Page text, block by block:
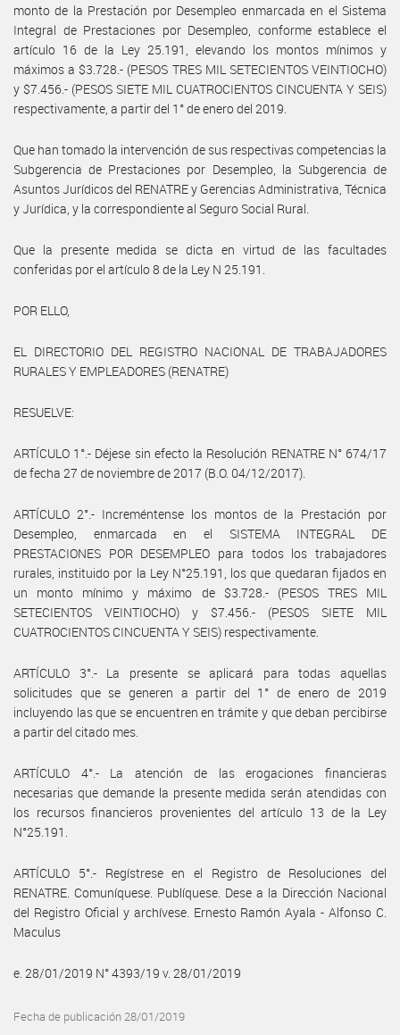
monto de la Prestación por Desempleo enmarcada en el Sistema
Integral de Prestaciones por Desempleo, conforme establece el
artículo 16 de la Ley 25.191, elevando los montos mínimos y
máximos a $3.728.- (PESOS TRES MIL SETECIENTOS VEINTIOCHO)
y $7.456.- (PESOS SIETE MIL CUATROCIENTOS CINCUENTA Y SEIS)
respectivamente, a partir del 1° de enero del 2019.
Que han tomado la intervención de sus respectivas competencias la
Subgerencia de Prestaciones por Desempleo, la Subgerencia de
Asuntos Jurídicos del RENATRE y Gerencias Administrativa, Técnica
y Jurídica, y la correspondiente al Seguro Social Rural.
Que la presente medida se dicta en virtud de las facultades
conferidas por el artículo 8 de la Ley N 25.191.
POR ELLO,
EL DIRECTORIO DEL REGISTRO NACIONAL DE TRABAJADORES
RURALES Y EMPLEADORES (RENATRE)
RESUELVE:
ARTÍCULO 1°.- Déjese sin efecto la Resolución RENATRE N° 674/17
de fecha 27 de noviembre de 2017 (B.O. 04/12/2017).
ARTÍCULO 2°.- Increméntense los montos de la Prestación por
Desempleo, enmarcada en el SISTEMA INTEGRAL DE
PRESTACIONES POR DESEMPLEO para todos los trabajadores
rurales, instituido por la Ley N°25.191, los que quedaran fijados en
un monto mínimo y máximo de $3.728.- (PESOS TRES MIL
SETECIENTOS VEINTIOCHO) y $7.456.- (PESOS SIETE MIL
CUATROCIENTOS CINCUENTA Y SEIS) respectivamente.
ARTÍCULO 3°.- La presente se aplicará para todas aquellas
solicitudes que se generen a partir del 1° de enero de 2019
incluyendo las que se encuentren en trámite y que deban percibirse
a partir del citado mes.
ARTÍCULO 4°.- La atención de las erogaciones financieras
necesarias que demande la presente medida serán atendidas con
los recursos financieros provenientes del artículo 13 de la Ley
N°25.191.
ARTÍCULO 5°.- Regístrese en el Registro de Resoluciones del
RENATRE. Comuníquese. Publíquese. Dese a la Dirección Nacional
del Registro Oficial y archívese. Ernesto Ramón Ayala - Alfonso C.
Maculus
e. 28/01/2019 N° 4393/19 v. 28/01/2019
Fecha de publicación 28/01/2019